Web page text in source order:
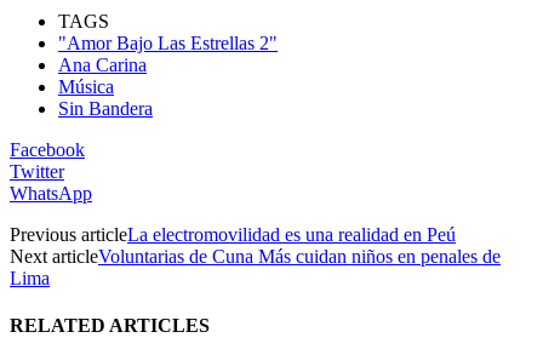
TAGS
"Amor Bajo Las Estrellas 2"
Ana Carina
Música
Sin Bandera
Facebook
Twitter
WhatsApp
Previous articleLa electromovilidad es una realidad en Peú
Next articleVoluntarias de Cuna Más cuidan niños en penales de
Lima
RELATED ARTICLES